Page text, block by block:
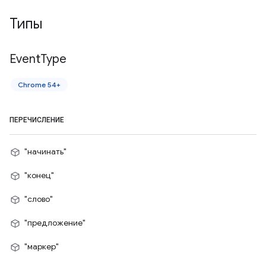
Типы
EventType
Chrome 54+
ПЕРЕЧИСЛЕНИЕ
"начинать"
"конец"
"слово"
"предложение"
"маркер"